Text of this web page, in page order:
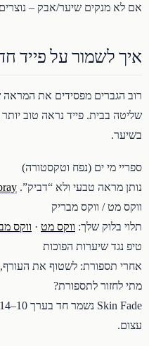
אם לא מנקים שיער/אבק – נוצרים
איך לשמור על פייד
רוב הגברים מפסידים את המראה
שליטה בבית. פייד נראה טוב
בשיער.
ספריי מי ים (נפח וטקסטורה)
נותן מראה טבעי ולא “דביק”.
ווקס מט / ווקס מבריק
תלוי בלוק שלך: ווקס מט · ווקס
טיפ נגד שיערות הפוכות
אחרי תספורת: לשטוף את העורף,
מתי לחזור לתספורת?
עצום.